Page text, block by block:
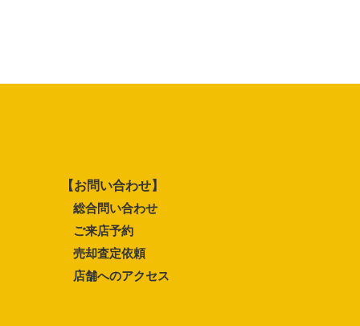
【お問い合わせ】
総合問い合わせ
ご来店予約
売却査定依頼
店舗へのアクセス